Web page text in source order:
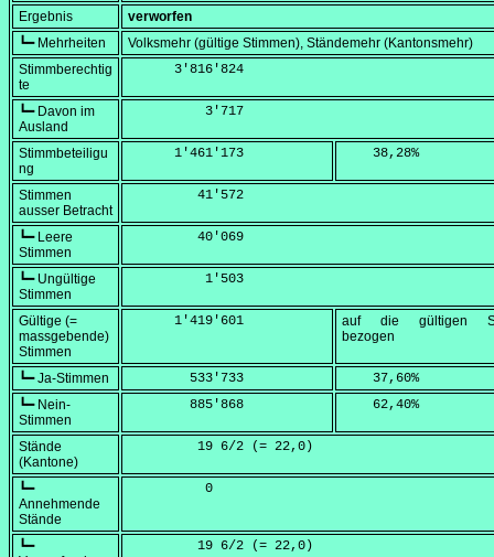
Ergebnis
verworfen
┗━ Mehrheiten
Volksmehr (gültige Stimmen), Ständemehr (Kantonsmehr)
Stimmberechtig
te
      3'816'824
┗━ Davon im
Ausland
          3'717
Stimmbeteiligu
ng
      1'461'173
    38,28
%
Stimmen
ausser Betracht
         41'572
┗━ Leere
Stimmen
         40'069
┗━ Ungültige
Stimmen
          1'503
Gültige (=
massgebende)
Stimmen
      1'419'601
auf die gültigen
bezogen
┗━ Ja-Stimmen
        533'733
    37,60
%
┗━ Nein-
Stimmen
        885'868
    62,40
%
Stände
(Kantone)
         19 6/2 (=
22,0 )
┗━
Annehmende
Stände
          0
┗━
         19 6/2 (=
22,0 )